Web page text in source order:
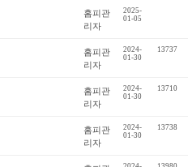
홈피관
리자
2025-
01-05
홈피관
리자
2024-
01-30
13737
홈피관
리자
2024-
01-30
13710
홈피관
리자
2024-
01-30
13738